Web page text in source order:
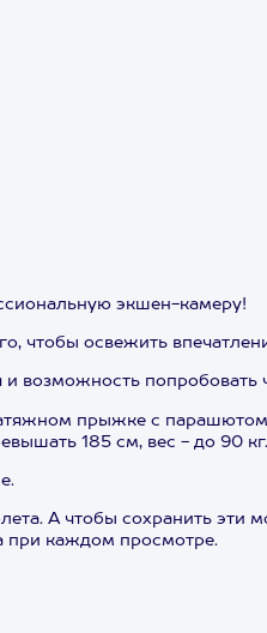
экшен-камеру!
чтобы освежить
возможность попробовать
прыжке с
185 см, вес - до 90 кг.
А чтобы сохранить эти
при каждом просмотре.